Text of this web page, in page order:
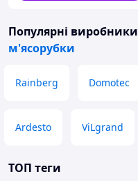
Популярні виробники
м'ясорубки
Rainberg Domotec
Ardesto ViLgrand
ТОП теги